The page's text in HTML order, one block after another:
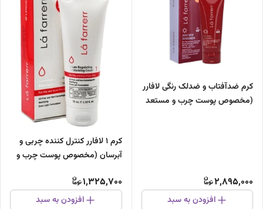
کرم ضدآفتاب و ضدلک رنگی لافارر
(مخصوص پوست چرب و مستعد
2,895,000
افزودن به سبد
کرم 1 لافارر کنترل کننده چربی و
آبرسان (مخصوص پوست چرب و
1,325,700
افزودن به سبد